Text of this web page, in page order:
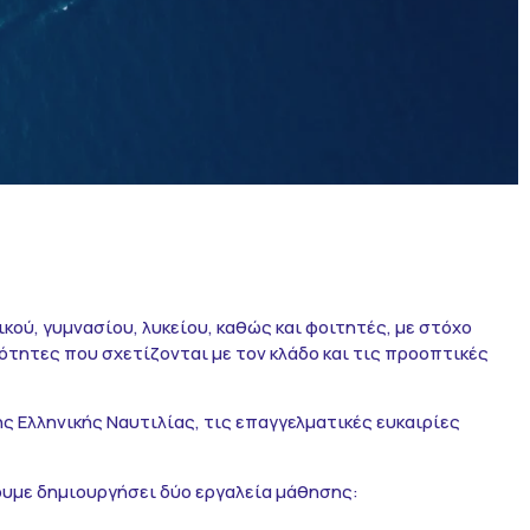
γυμνασίου, λυκείου, καθώς και φοιτητές, με στόχο
που σχετίζονται με τον κλάδο και τις προοπτικές
Ναυτιλίας, τις επαγγελματικές ευκαιρίες
δημιουργήσει δύο εργαλεία μάθησης: